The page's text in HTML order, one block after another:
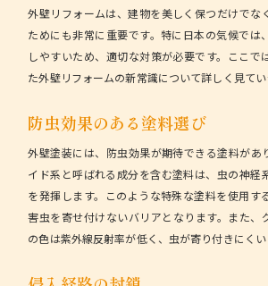
外壁リフォームは、建物を美しく保つだけでな
ためにも非常に重要です。特に日本の気候では
しやすいため、適切な対策が必要です。ここで
た外壁リフォームの新常識について詳しく見てい
防虫効果のある塗料選び
外壁塗装には、防虫効果が期待できる塗料があ
イド系と呼ばれる成分を含む塗料は、虫の神経
を発揮します。このような特殊な塗料を使用す
害虫を寄せ付けないバリアとなります。また、
の色は紫外線反射率が低く、虫が寄り付きにくい